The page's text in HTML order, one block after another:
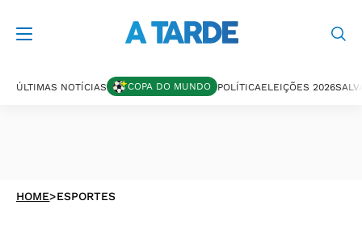
ÚLTIMAS NOTÍCIAS COPA DO MUNDO POLÍTICAELEIÇÕES 2026
HOME>ESPORTES